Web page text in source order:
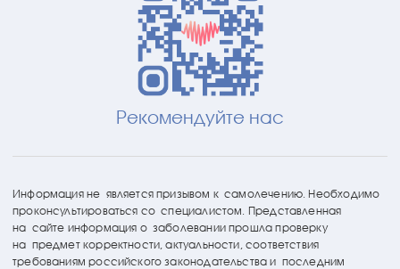
Информация не является призывом к самолечению. Необходимо
проконсультироваться со специалистом. Представленная
на сайте информация о заболевании прошла проверку
на предмет корректности, актуальности, соответствия
требованиям российского законодательства и последним
Рекомендуйте нас